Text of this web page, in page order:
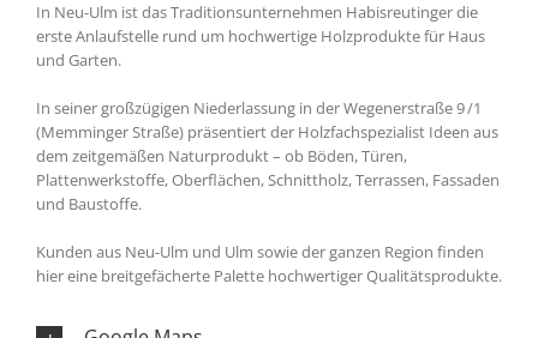
In Neu-Ulm ist das Traditionsunternehmen Habisreutinger die
erste Anlaufstelle rund um hochwertige Holzprodukte für Haus
und Garten.
In seiner großzügigen Niederlassung in der Wegenerstraße 9 /1
(Memminger Straße) präsentiert der Holzfachspezialist Ideen aus
dem zeitgemäßen Naturprodukt – ob Böden, Türen,
Plattenwerkstoffe, Oberflächen, Schnittholz, Terrassen, Fassaden
und Baustoffe.
Kunden aus Neu-Ulm und Ulm sowie der ganzen Region finden
hier eine breitgefächerte Palette hochwertiger Qualitätsprodukte.